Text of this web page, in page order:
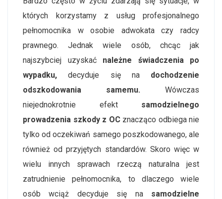
których korzystamy z usług profesjonalnego
pełnomocnika w osobie adwokata czy radcy
prawnego. Jednak wiele osób, chcąc jak
najszybciej uzyskać należne świadczenia po
wypadku,decyduje się na
dochodzenie
odszkodowania samemu. Wówczas
niejednokrotnie efekt samodzielnego
prowadzenia szkody z OCznacząco odbiega nie
tylko od oczekiwań samego poszkodowanego, ale
również od przyjętych standardów. Skoro więc w
wielu innych sprawach rzeczą naturalna jest
zatrudnienie pełnomocnika, to dlaczego wiele
osób wciąż decyduje się na samodzielne